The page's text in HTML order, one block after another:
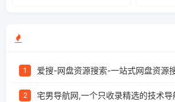
1
2 宅男导航网,一个只收录精选的技术导